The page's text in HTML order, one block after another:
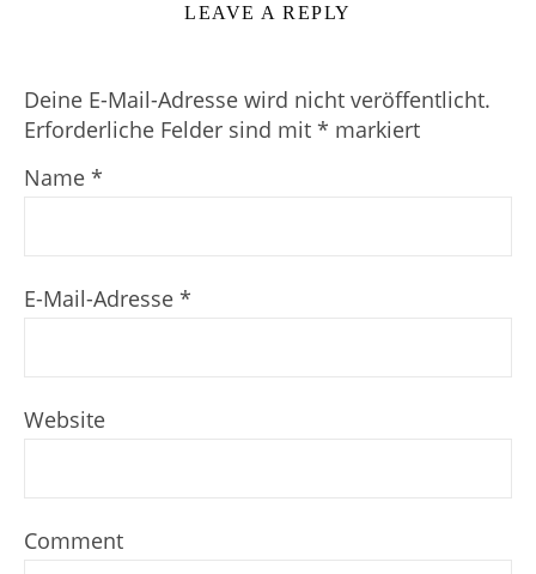
LEAVE A REPLY
Deine E-Mail-Adresse wird nicht veröffentlicht.
Erforderliche Felder sind mit * markiert
Name *
E-Mail-Adresse *
Website
Comment